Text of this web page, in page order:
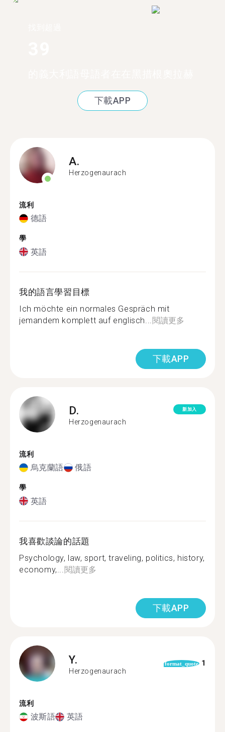
下載APP
A.
Herzogenaurach
流利
德語
學
英語
我的語言學習目標
Ich möchte ein normales Gespräch mit
jemandem komplett auf englisch... 閱讀更多
下載APP
D.
Herzogenaurach
新加入
流利
烏克蘭語 俄語
學
英語
我喜歡談論的話題
Psychology, law, sport, traveling, politics, history,
economy,... 閱讀更多
下載APP
Y.
Herzogenaurach
format_quote 1
流利
波斯語 英語